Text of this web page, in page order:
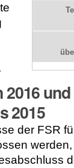
und
2015
der FSR